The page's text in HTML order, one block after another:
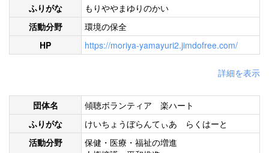
ふりがな
もりややまゆりのかい
活動分野
環境の保全
HP
https://moriya-yamayuri2.jimdofree.com/
詳細を表示
団体名
傾聴ボランティア 楽ハート
ふりがな
けいちょうぼらんてぃあ らくはーと
活動分野
保健・医療・福祉の増進